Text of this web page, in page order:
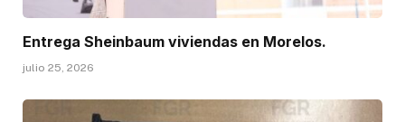
Entrega Sheinbaum viviendas en Morelos.
julio 25, 2026